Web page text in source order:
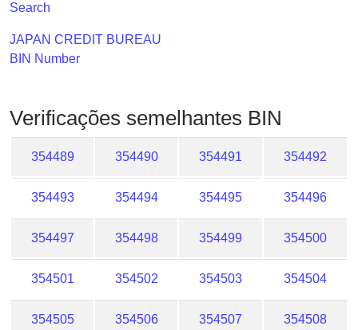
Search
JAPAN CREDIT BUREAU
BIN Number
Verificações semelhantes BIN
354489 354490 354491 354492
354493 354494 354495 354496
354497 354498 354499 354500
354501 354502 354503 354504
354505 354506 354507 354508